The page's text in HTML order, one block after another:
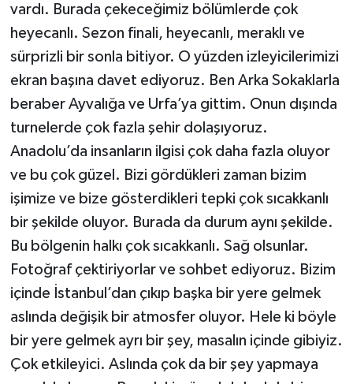
vardı. Burada çekeceğimiz bölümlerde çok
heyecanlı. Sezon finali, heyecanlı, meraklı ve
sürprizli bir sonla bitiyor. O yüzden izleyicilerimizi
ekran başına davet ediyoruz. Ben Arka Sokaklarla
beraber Ayvalığa ve Urfa’ya gittim. Onun dışında
turnelerde çok fazla şehir dolaşıyoruz.
Anadolu’da insanların ilgisi çok daha fazla oluyor
ve bu çok güzel. Bizi gördükleri zaman bizim
işimize ve bize gösterdikleri tepki çok sıcakkanlı
bir şekilde oluyor. Burada da durum aynı şekilde.
Bu bölgenin halkı çok sıcakkanlı. Sağ olsunlar.
Fotoğraf çektiriyorlar ve sohbet ediyoruz. Bizim
içinde İstanbul’dan çıkıp başka bir yere gelmek
aslında değişik bir atmosfer oluyor. Hele ki böyle
bir yere gelmek ayrı bir şey, masalın içinde gibiyiz.
Çok etkileyici. Aslında çok da bir şey yapmaya